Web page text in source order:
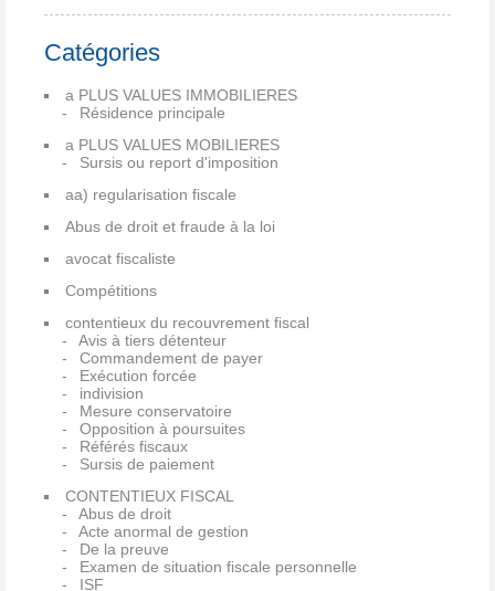
Catégories
a PLUS VALUES IMMOBILIERES
Résidence principale
a PLUS VALUES MOBILIERES
Sursis ou report d'imposition
aa) regularisation fiscale
Abus de droit et fraude à la loi
avocat fiscaliste
Compétitions
contentieux du recouvrement fiscal
Avis à tiers détenteur
Commandement de payer
Exécution forcée
indivision
Mesure conservatoire
Opposition à poursuites
Référés fiscaux
Sursis de paiement
CONTENTIEUX FISCAL
Abus de droit
Acte anormal de gestion
De la preuve
Examen de situation fiscale personnelle
ISF